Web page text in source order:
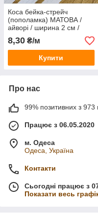
Коса бейка-стрейч
(пополамка) МАТОВА /
айворі / ширина 2 см /
замовлення від 1 метра
8,30 ₴/м
Купити
Про нас
99% позитивних з 973
Працює з 06.05.2020
м. Одеса
Одеса, Україна
Контакти
Сьогодні працює з
Показати весь